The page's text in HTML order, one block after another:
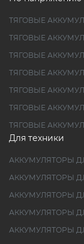
ТЯГОВЫЕ
ТЯГОВЫЕ
ТЯГОВЫЕ
ТЯГОВЫЕ
ТЯГОВЫЕ
ТЯГОВЫЕ
ТЯГОВЫЕ
Для техники
АККУМУЛЯТОРЫ
АККУМУЛЯТОРЫ
АККУМУЛЯТОРЫ
АККУМУЛЯТОРЫ
АККУМУЛЯТОРЫ